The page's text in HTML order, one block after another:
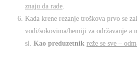
znaju da rade
Kada krene rezanje troškova prvo se
vodi/sokovima/hemiji za održavanje a
sl.Kao preduzetnik reže se sve –